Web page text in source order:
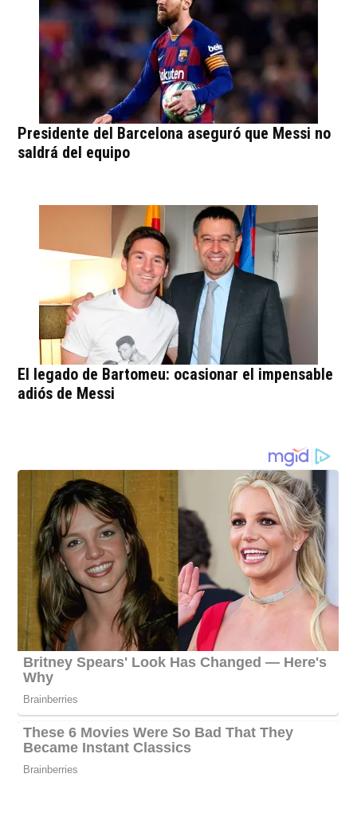
Presidente del Barcelona aseguró que Messi no
saldrá del equipo
El legado de Bartomeu: ocasionar el impensable
adiós de Messi